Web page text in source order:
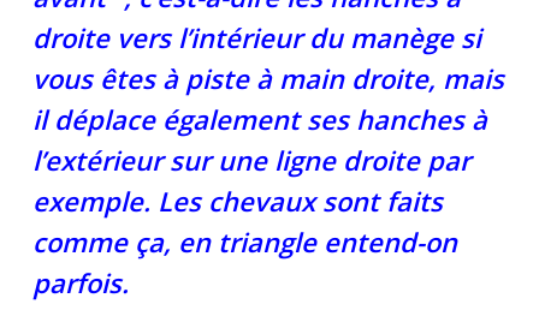
droite vers l’intérieur du manège si
vous êtes à piste à main droite, mais
il déplace également ses hanches à
l’extérieur sur une ligne droite par
exemple. Les chevaux sont faits
comme ça, en triangle entend-on
parfois.